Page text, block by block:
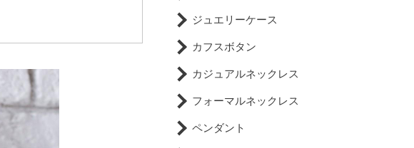
ジュエリーケース
カフスボタン
カジュアルネックレス
フォーマルネックレス
ペンダント